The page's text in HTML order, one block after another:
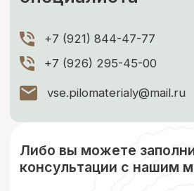
Сушка древесины
Наша компания подвергает древесину
ЕСЛИ НУЖНО ПРОСУШИТЬ
Правильное хранение